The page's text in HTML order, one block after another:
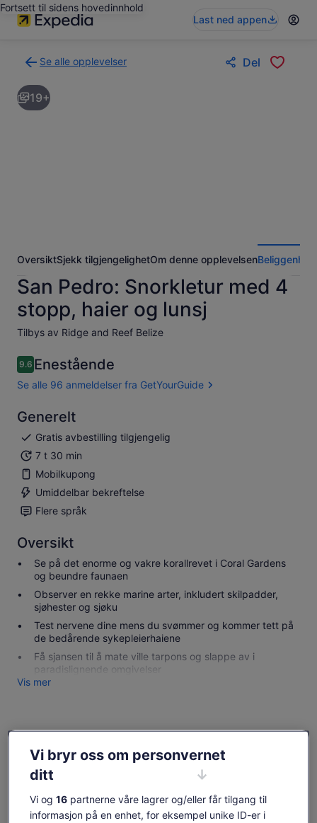
Fortsett til sidens hovedinnhold
Last ned appen
Se alle opplevelser
til
søkeresultatsiden
med
Del
19+
OversiktSjekk tilgjengelighetOm denne opplevelsenBeliggenhet
San Pedro: Snorkletur med 4
stopp, haier og lunsj
Tilbys av Ridge and Reef Belize
9.69.6 av 10
Enestående
Se alle 96 anmeldelser fra GetYourGuide
Generelt
Gratis avbestilling tilgjengelig
7 t 30 min
Mobilkupong
Umiddelbar bekreftelse
Flere språk
Oversikt
Se på det enorme og vakre korallrevet i Coral Gardens
og beundre faunaen
Observer en rekke marine arter, inkludert skilpadder,
sjøhester og sjøku
Test nervene dine mens du svømmer og kommer tett på
de bedårende sykepleierhaiene
Få sjansen til å mate ville tarpons og slappe av i
paradislignende omgivelser
Vis mer
Sjekk tilgjengelighet
Endre datoer
Endre
tor. 6. aug.
-
fre. 7. aug.
1 238 kr
lør. 8. aug.
-
søn. 9. aug.
1 238 kr
Vi bryr oss om personvernet
ditt
Vi og 16partnerne våre lagrer og/eller får tilgang til
informasjon på en enhet, for eksempel unike ID-er i